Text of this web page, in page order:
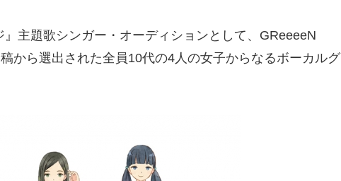
主題歌シンガー・オーディションとして、GReeeeN
から選出された全員10代の4人の女子からなるボーカルグ